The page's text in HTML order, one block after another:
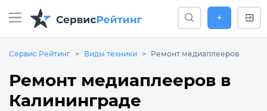
+
Сервис Рейтинг Виды техники Ремонт медиаплееров
Ремонт медиаплееров в
Калининграде